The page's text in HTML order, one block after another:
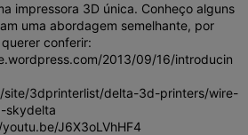
impressora 3D única. Conheço alguns
uma abordagem semelhante, por
conferir:
2013/09/16/introducin
site/3dprinterlist/delta-3d-printers/wire-
skydelta
J6X3oLVhHF4